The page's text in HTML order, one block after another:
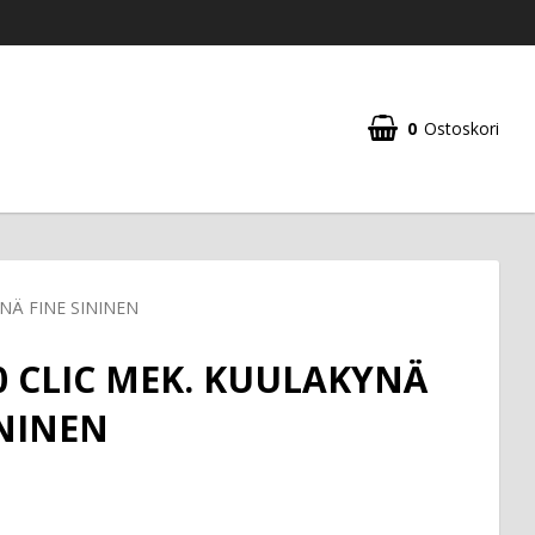
0 Ostoskori
FINE SININEN
CLIC MEK. KUULAKYNÄ